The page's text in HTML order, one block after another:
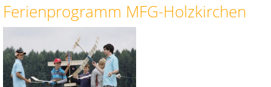
Ferienprogramm MFG-Holzkirchen